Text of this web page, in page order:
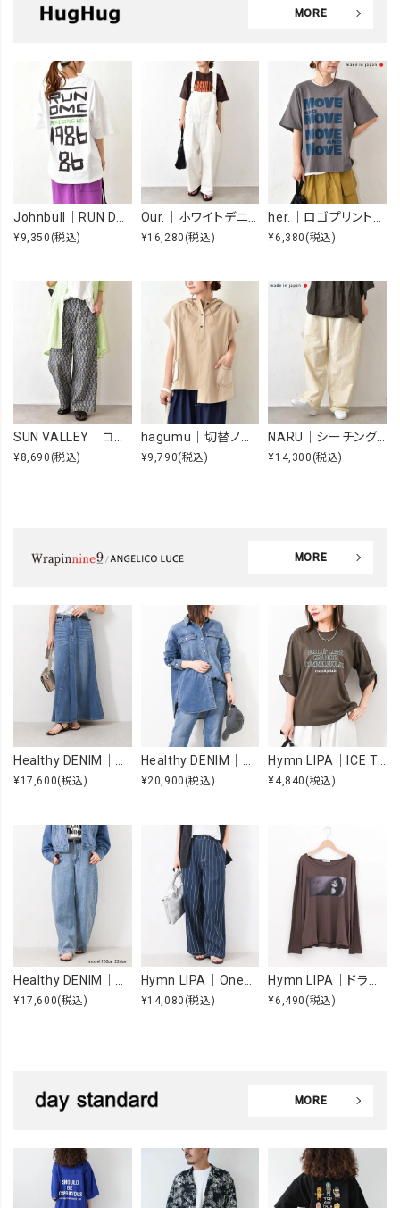
MORE
¥9,350 (税込) ¥16,280 (税込) ¥6,380 (税込)
¥8,690 (税込) ¥9,790(税込)
NARU｜シーチングハンドワッシャーノッポパンツ [[643855BE]][C]
¥14,300 (税込)
MORE
¥17,600(税込) ¥20,900 (税込) ¥4,840 (税込)
¥17,600(税込) ¥14,080 (税込) ¥6,490 (税込)
MORE